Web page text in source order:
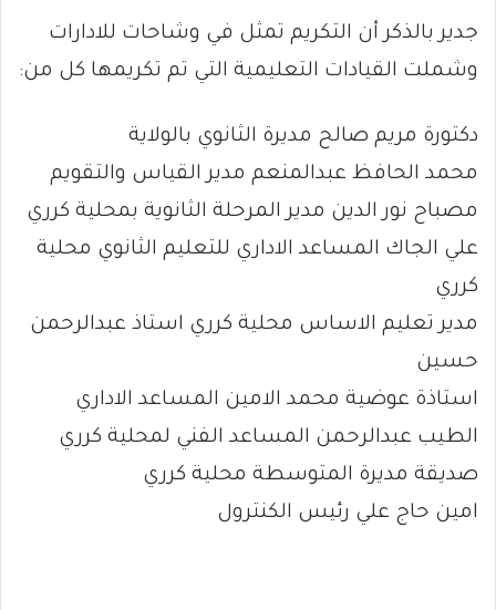
جدير بالذكر أن التكريم تمثل في وشاحات للادارات
وشملت القيادات التعليمية التي تم تكريمها كل من:
دكتورة مريم صالح مديرة الثانوي بالولاية
محمد الحافظ عبدالمنعم مدير القياس والتقويم
مصباح نور الدين مدير المرحلة الثانوية بمحلية كرري
علي الجاك المساعد الاداري للتعليم الثانوي محلية
كرري
مدير تعليم الاساس محلية كرري استاذ عبدالرحمن
حسين
استاذة عوضية محمد الامين المساعد الاداري
الطيب عبدالرحمن المساعد الفني لمحلية كرري
صديقة مديرة المتوسطة محلية كرري
امين حاج علي رئيس الكنترول